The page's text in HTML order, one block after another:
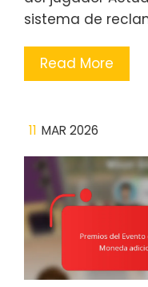
sistema de
Read More
11 MAR 2026